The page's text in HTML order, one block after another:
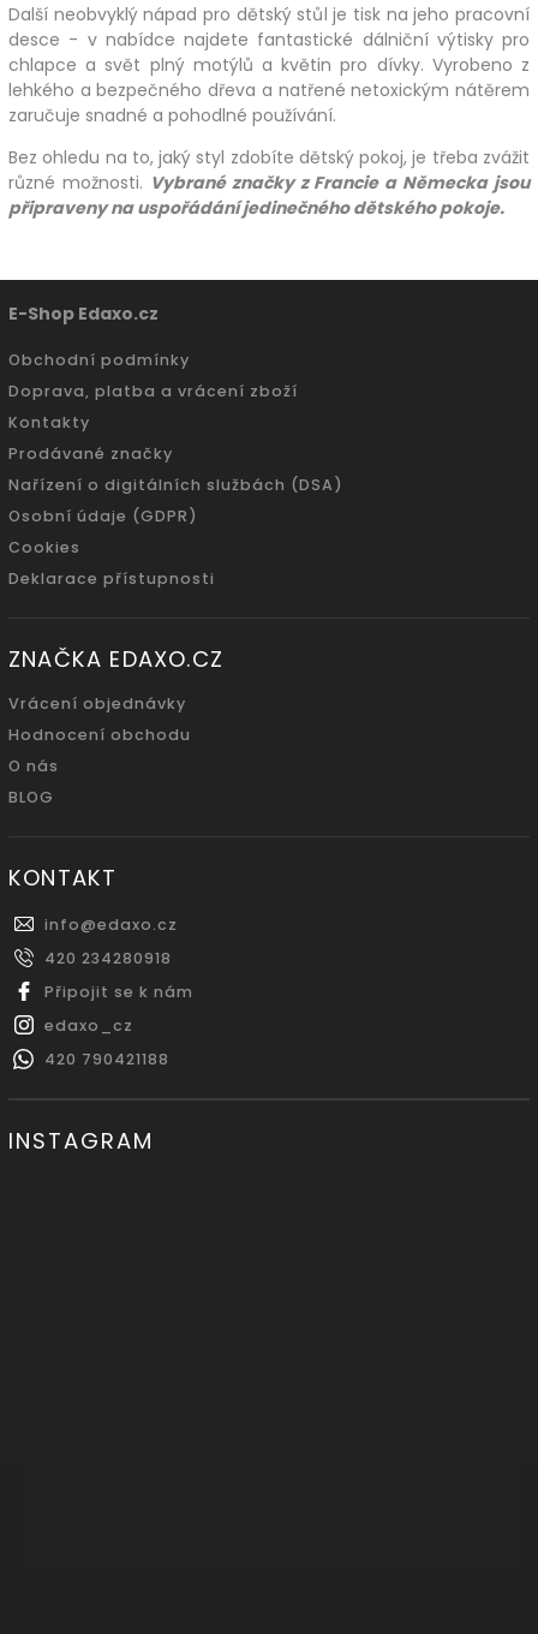
Další neobvyklý nápad pro dětský stůl je tisk na jeho pracovní
desce - v nabídce najdete fantastické dálniční výtisky pro
chlapce a svět plný motýlů a květin pro dívky. Vyrobeno z
lehkého a bezpečného dřeva a natřené netoxickým nátěrem
zaručuje snadné a pohodlné používání.
Bez ohledu na to, jaký styl zdobíte dětský pokoj, je třeba zvážit
různé možnosti. Vybrané značky z Francie a Německa jsou
připraveny na uspořádání jedinečného dětského pokoje.
E-Shop Edaxo.cz
Obchodní podmínky
Doprava, platba a vrácení zboží
Kontakty
Prodávané značky
Nařízení o digitálních službách (DSA)
Osobní údaje (GDPR)
Cookies
Deklarace přístupnosti
ZNAČKA EDAXO.CZ
Vrácení objednávky
Hodnocení obchodu
O nás
BLOG
KONTAKT
info@edaxo.cz
420 234280918
Připojit se k nám
edaxo_cz
420 790421188
INSTAGRAM